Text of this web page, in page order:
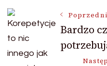
Nawigacja
wpisu
Bardzo